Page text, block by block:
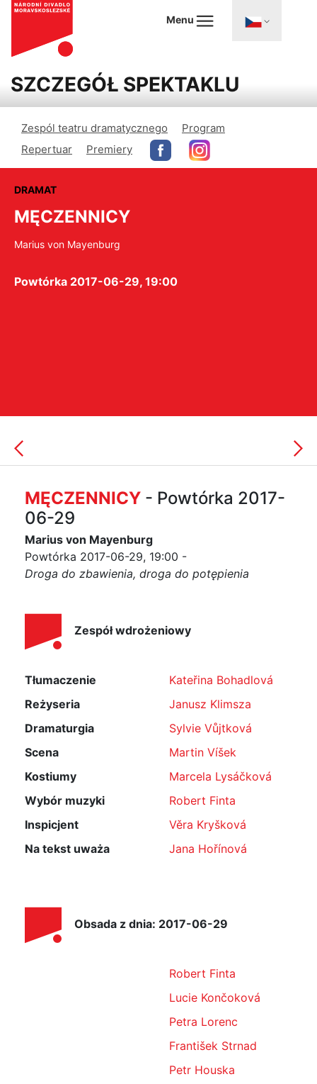
Menu
SZCZEGÓŁ SPEKTAKLU
Zespól teatru dramatycznego
Program
Repertuar
Premiery
DRAMAT
MĘCZENNICY
Marius von Mayenburg
Powtórka 2017-06-29, 19:00
MĘCZENNICY - Powtórka 2017-
06-29
Marius von Mayenburg
Powtórka 2017-06-29, 19:00 -
Droga do zbawienia, droga do potępienia
Zespół wdrożeniowy
Tłumaczenie
Kateřina Bohadlová
Reżyseria
Janusz Klimsza
Dramaturgia
Sylvie Vůjtková
Scena
Martin Víšek
Kostiumy
Marcela Lysáčková
Wybór muzyki
Robert Finta
Inspicjent
Věra Kryšková
Na tekst uważa
Jana Hořínová
Obsada z dnia: 2017-06-29
Robert Finta
Lucie Končoková
Petra Lorenc
František Strnad
Petr Houska